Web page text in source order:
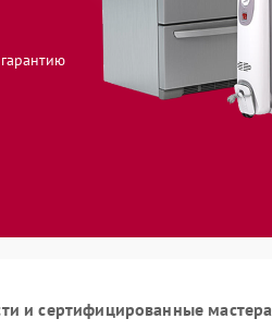
и сертифицированные мастера